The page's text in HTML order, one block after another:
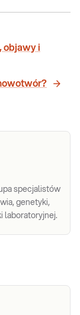
objawy i
specjalistów
genetyki,
laboratoryjnej.